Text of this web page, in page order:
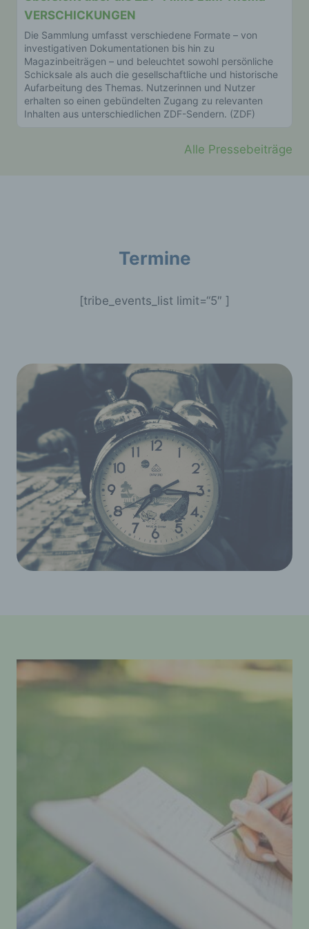
VERSCHICKUNGEN
Die Sammlung umfasst verschiedene Formate – von
investigativen Dokumentationen bis hin zu
Magazinbeiträgen – und beleuchtet sowohl persönliche
Schicksale als auch die gesellschaftliche und historische
Aufarbeitung des Themas. Nutzerinnen und Nutzer
erhalten so einen gebündelten Zugang zu relevanten
Inhalten aus unterschiedlichen ZDF-Sendern. (ZDF)
Alle Pressebeiträge
Termine
[tribe_events_list limit=“5″ ]
Browsertypen und Versionen, (2) das vom
zugreifenden System verwendete
Betriebssystem, (3) die Internetseite, von
welcher ein zugreifendes System auf unsere
Internetseite gelangt (sogenannte Referrer), (4)
die Unterwebseiten, welche über ein
zugreifendes System auf unserer Internetseite
angesteuert werden, (5) das Datum und die
Uhrzeit eines Zugriffs auf die Internetseite, (6)
(7) der Internet-Service-Provider des
Informationen ziehen wird keine Rückschlüsse auf
Internetseite korrekt auszuliefern, (2) die Inhalte
unserer Internetseite sowie die Werbung für diese
Technik unserer Internetseite zu gewährleisten
sowie (4) um Strafverfolgungsbehörden im Falle
eines Cyberangriffes die zur Strafverfolgung
notwendigen Informationen bereitzustellen. Diese
anonym erhobenen Daten und Informationen
werden durch uns daher einerseits statistisch und
ferner mit dem Ziel ausgewertet, den Datenschutz
und die Datensicherheit in unserem Unternehmen
zu erhöhen, um letztlich ein optimales
Schutzniveau für die von uns verarbeiteten
personenbezogenen Daten sicherzustellen. Die
anonymen Daten der Server-Logfiles werden
getrennt von allen durch eine betroffene Person
angegebenen personenbezogenen Daten
gespeichert.
personenbezogenen Daten zu registrieren.
Welche personenbezogenen Daten dabei an den
für die Verarbeitung Verantwortlichen übermittelt
Eingabemaske, die für die Registrierung
Verwendung bei dem für die Verarbeitung
Verantwortlichen und für eigene Zwecke
erhoben und gespeichert. Der für die
Verarbeitung Verantwortliche kann die
Weitergabe an einen oder mehrere
Auftragsverarbeiter, beispielsweise einen
Paketdienstleister, veranlassen, der die
personenbezogenen Daten ebenfalls
ausschließlich für eine interne Verwendung, die
dem für die Verarbeitung Verantwortlichen
zuzurechnen ist, nutzt.